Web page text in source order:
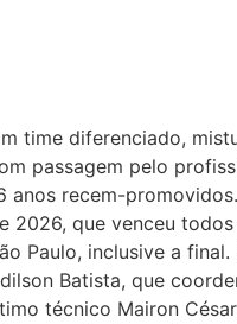
time diferenciado,
passagem pelo
anos recem-
2026, que venceu
Paulo, inclusive a
Batista, que
técnico Mairon